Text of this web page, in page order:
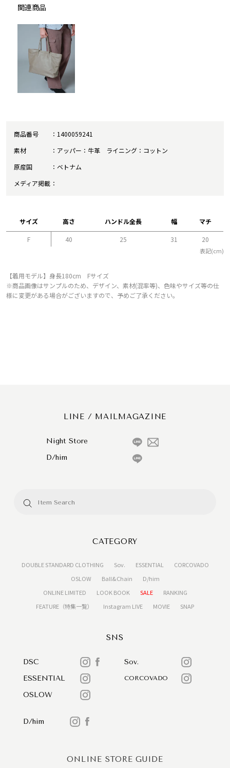
関連商品
商品番号
1400059241
素材
アッパー：牛革 ライニング：コットン
原産国
ベトナム
メディア掲載
サイズ 高さ ハンドル全長 幅 マチ
F 40 25 31 20
表記(cm)
【着用モデル】身長180cm Fサイズ
※商品画像はサンプルのため、デザイン、素材(混率等)、色味やサイズ等の仕
様に変更がある場合がございますので、予めご了承ください。
LINE / MAILMAGAZINE
Night Store
D/him
CATEGORY
DOUBLE STANDARD CLOTHING Sov. ESSENTIAL
CORCOVADO
OSLOW
Ball&Chain
D/him
ONLINE LIMITED
LOOK BOOK SALE
RANKING
FEATURE（特集一覧）
Instagram LIVE MOVIE SNAP
SNS
DSC
Sov.
ESSENTIAL
CORCOVADO
OSLOW
D/him
ONLINE STORE GUIDE